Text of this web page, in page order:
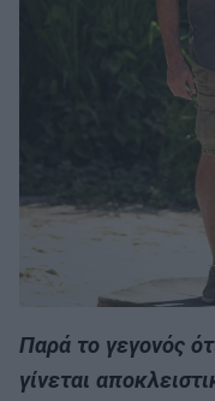
Παρά το γεγονός
γίνεται